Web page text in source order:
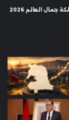
العالم 2026